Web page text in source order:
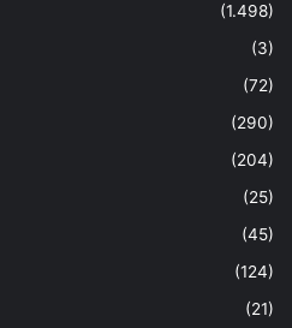
(1.498)
(3)
(72)
(290)
(204)
(25)
(45)
(124)
(21)